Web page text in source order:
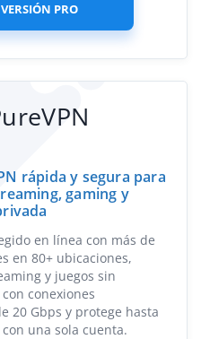
VERSIÓN PRO
rápida y segura para
gaming y
en línea con más de
en 80+ ubicaciones,
y juegos sin
conexiones
20 Gbps y protege hasta
una sola cuenta.